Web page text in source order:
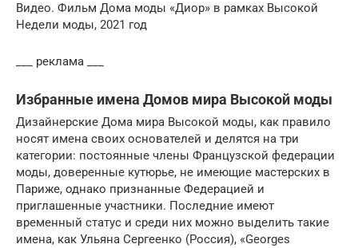
Видео. Фильм Дома моды «Диор» в рамках Высокой
Недели моды, 2021 год
___ реклама ___
Избранные имена Домов мира Высокой моды
Дизайнерские Дома мира Высокой моды, как правило
носят имена своих основателей и делятся на три
категории: постоянные члены Французской федерации
моды, доверенные кутюрье, не имеющие мастерских в
Париже, однако признанные Федерацией и
приглашенные участники. Последние имеют
временный статус и среди них можно выделить такие
имена, как Ульяна Сергеенко (Россия), «Georges